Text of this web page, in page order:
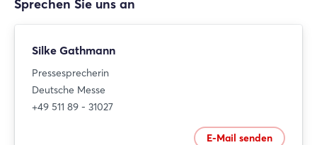
Sprechen Sie uns an
Silke Gathmann
Pressesprecherin
Deutsche Messe
+49 511 89 - 31027
E-Mail senden